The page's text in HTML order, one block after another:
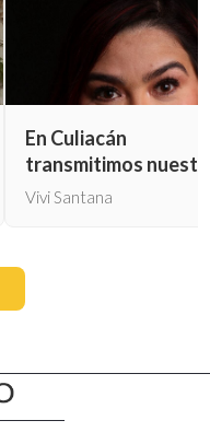
En Culiacán
transmitimos
propia muerte
Vivi Santana